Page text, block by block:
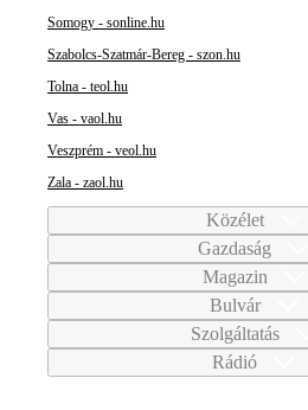
Somogy - sonline.hu
Szabolcs-Szatmár-Bereg - szon.hu
Tolna - teol.hu
Vas - vaol.hu
Veszprém - veol.hu
Zala - zaol.hu
Közélet
Gazdaság
Magazin
Bulvár
Szolgáltatás
Rádió